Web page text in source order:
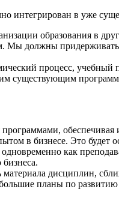
интегрирован в уже
образования в
Мы должны
процесс,
существующим
в бизнесе. Это будет
как
дисциплин,
планы по развитию